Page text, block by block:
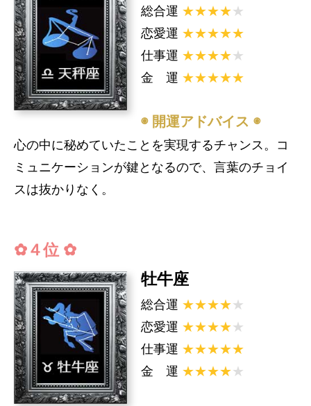
総合運 ★★★★★
恋愛運 ★★★★★
仕事運 ★★★★★
金 運 ★★★★★
◉ 開運アドバイス ◉
心の中に秘めていたことを実現するチャンス。コ
ミュニケーションが鍵となるので、言葉のチョイ
スは抜かりなく。
✿４位 ✿
牡牛座
総合運 ★★★★★
恋愛運 ★★★★★
仕事運 ★★★★★
金 運 ★★★★★